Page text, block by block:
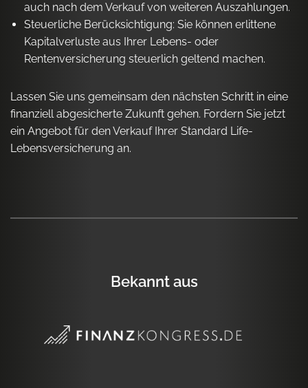
auch nach dem Verkauf von weiteren Auszahlungen.
Steuerliche Berücksichtigung: Sie können erlittene
Kapitalverluste aus Ihrer Lebens- oder
Rentenversicherung steuerlich geltend machen.
Lassen Sie uns gemeinsam den nächsten Schritt in eine
finanziell abgesicherte Zukunft gehen. Fordern Sie jetzt
ein Angebot für den Verkauf Ihrer Standard Life-
Lebensversicherung an.
Bekannt aus